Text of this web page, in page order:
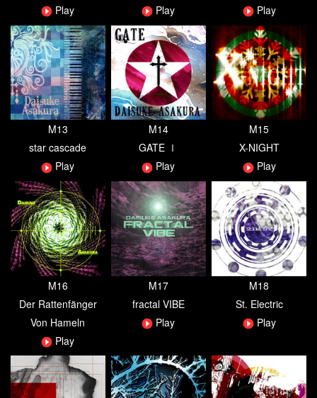
Play
Play
Play
M13
star cascade
Play
M14
GATE Ⅰ
Play
M15
X-NIGHT
Play
M16
Der Rattenfänger
Von Hameln
Play
M17
fractal VIBE
Play
M18
St. Electric
Play